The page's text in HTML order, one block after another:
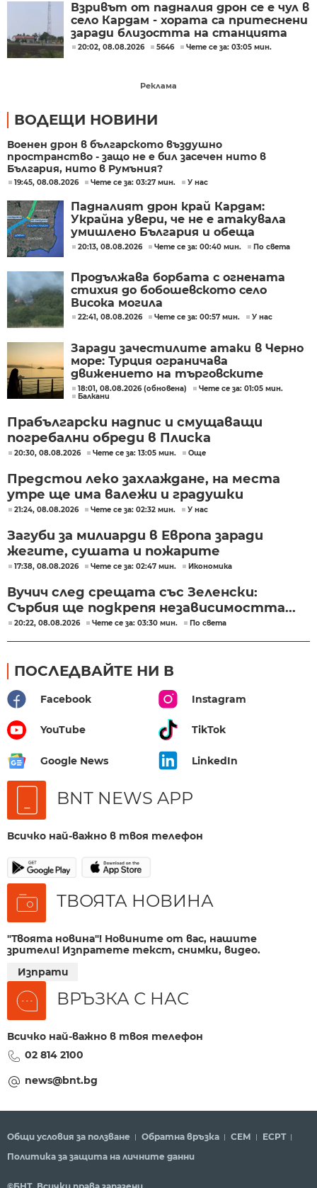
Взривът от падналия дрон се е чул в
село Кардам - хората са притеснени
заради близостта на станцията
20:02, 08.08.2026 5646 Чете се за: 03:05 мин.
Реклама
ВОДЕЩИ НОВИНИ
Военен дрон в българското въздушно
пространство - защо не е бил засечен нито в
България, нито в Румъния?
19:45, 08.08.2026 Чете се за: 03:27 мин. У нас
Падналият дрон край Кардам:
Украйна увери, че не е атакувала
умишлено България и обеща
разследване
20:13, 08.08.2026 Чете се за: 00:40 мин. По света
Продължава борбата с огнената
стихия до бобошевското село
Висока могила
22:41, 08.08.2026 Чете се за: 00:57 мин. У нас
Заради зачестилите атаки в Черно
море: Турция ограничава
движението на търговските
кораби
18:01, 08.08.2026 (обновена)
Чете се за: 01:05 мин.
Балкани
Прабългарски надпис и смущаващи
погребални обреди в Плиска
20:30, 08.08.2026 Чете се за: 13:05 мин. Още
Предстои леко захлаждане, на места
утре ще има валежи и градушки
21:24, 08.08.2026 Чете се за: 02:32 мин. У нас
Загуби за милиарди в Европа заради
жегите, сушата и пожарите
17:38, 08.08.2026 Чете се за: 02:47 мин. Икономика
Вучич след срещата със Зеленски:
Сърбия ще подкрепя независимостта...
20:22, 08.08.2026 Чете се за: 03:30 мин. По света
ПОСЛЕДВАЙТЕ НИ В
Facebook Instagram
YouTube TikTok
Google News LinkedIn
BNT NEWS APP
Всичко най-важно в твоя телефон
ТВОЯТА НОВИНА
"Твоята новина"! Новините от вас, нашите
зрители! Изпратете текст, снимки, видео.
Изпрати
ВРЪЗКА С НАС
Всичко най-важно в твоя телефон
02 814 2100
news@bnt.bg
Общи условия за ползване Обратна връзка СЕМ
ECPT
Политика за защита на личните данни